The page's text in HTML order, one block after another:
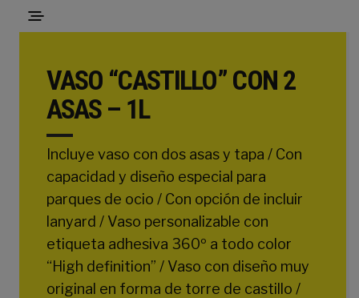
VASO “CASTILLO” CON 2
ASAS – 1L
Incluye vaso con dos asas y tapa / Con
capacidad y diseño especial para
parques de ocio / Con opción de incluir
lanyard / Vaso personalizable con
etiqueta adhesiva 360º a todo color
“High definition” / Vaso con diseño muy
original en forma de torre de castillo /